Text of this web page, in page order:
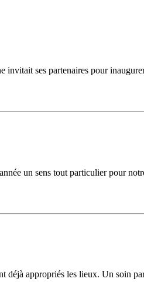
ses partenaires pour
un sens tout particulier pour
déjà appropriés les lieux. Un soin